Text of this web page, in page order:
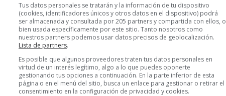
Tus datos personales se tratarán y la información de tu dispositivo
(cookies, identificadores únicos y otros datos en el dispositivo) podrá
ser almacenada y consultada por 205 partners y compartida con ellos, o
bien usada específicamente por este sitio. Tanto nosotros como
nuestros partners podemos usar datos precisos de geolocalización.
Lista de partners.
Es posible que algunos proveedores traten tus datos personales en
virtud de un interés legítimo, algo a lo que puedes oponerte
gestionando tus opciones a continuación. En la parte inferior de esta
página o en el menú del sitio, busca un enlace para gestionar o retirar el
consentimiento en la configuración de privacidad y cookies.